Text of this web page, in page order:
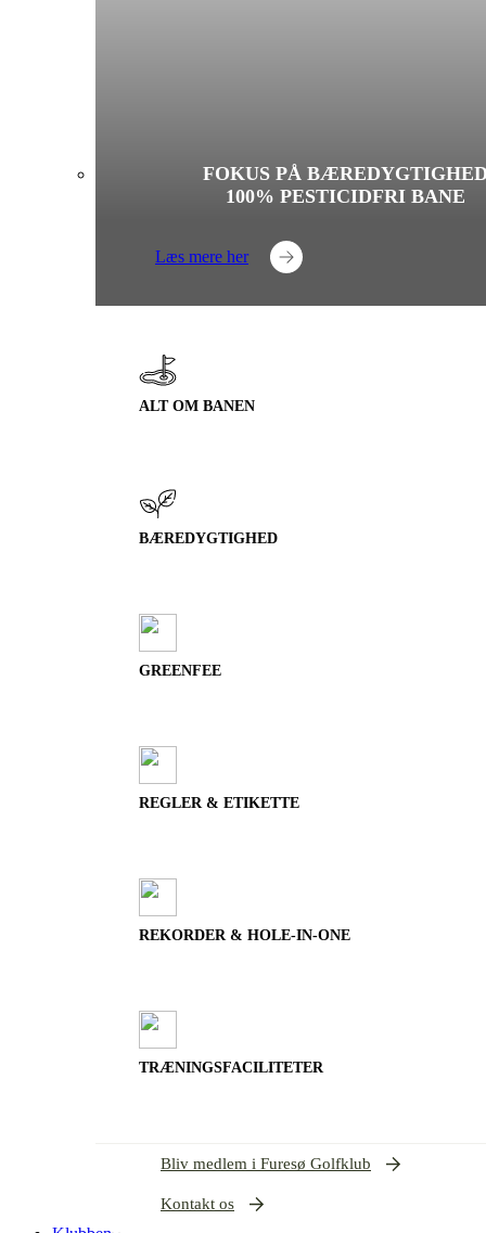
FOKUS PÅ
100% PESTICIDFRI BANE
Læs mere her
ALT OM BANEN
BÆREDYGTIGHED
GREENFEE
REGLER & ETIKETTE
REKORDER & HOLE-IN-ONE
TRÆNINGSFACILITETER
Bliv medlem i Furesø Golfklub
Kontakt os